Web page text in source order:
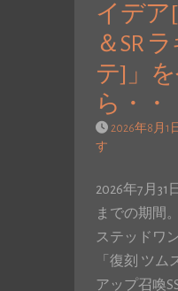
イデア
＆SR
テ]」
ら・・
2026年8月1
す
2026年7月31
までの期間
ステッドワ
「復刻 ツム
アップ召喚